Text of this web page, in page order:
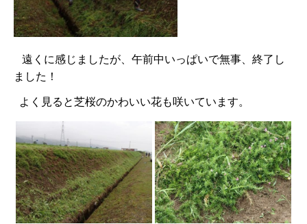
遠くに感じましたが、午前中いっぱいで無事、終了し
ました！
よく見ると芝桜のかわいい花も咲いています。